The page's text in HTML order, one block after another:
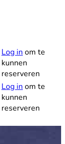
Log in om te
kunnen
reserveren
Log in om te
kunnen
reserveren